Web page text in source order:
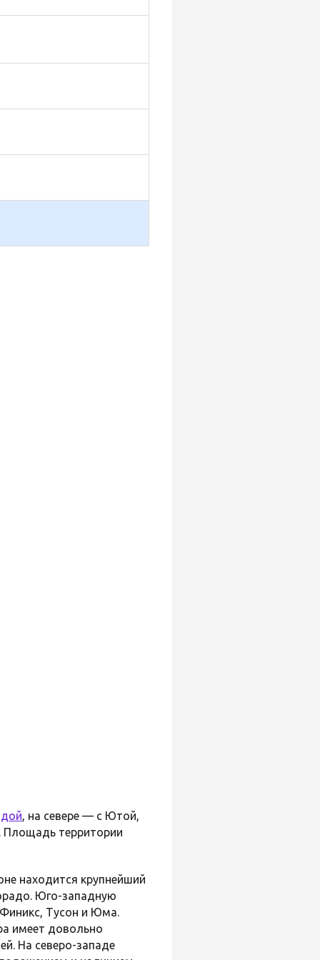
, на севере — с Ютой,
Площадь территории
находится крупнейший
Юго-западную
Тусон и Юма.
имеет довольно
На северо-западе